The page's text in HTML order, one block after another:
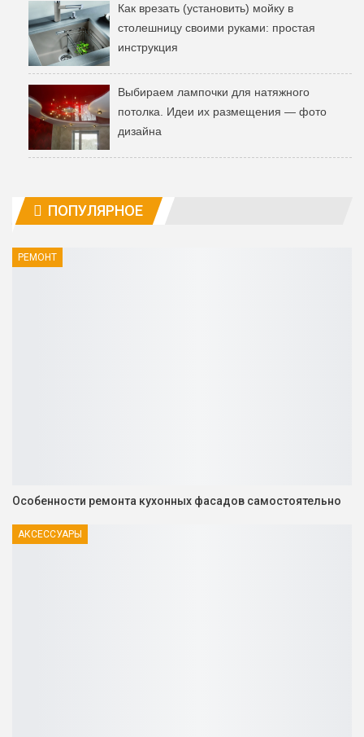
Как врезать (установить) мойку в
столешницу своими руками: простая
инструкция
Выбираем лампочки для натяжного
потолка. Идеи их размещения — фото
дизайна
ПОПУЛЯРНОЕ
РЕМОНТ
Особенности ремонта кухонных фасадов самостоятельно
АКСЕССУАРЫ